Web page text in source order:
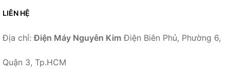
LIÊN HỆ
Địa chỉ:Điện Máy Nguyễn Kim Điện Biên Phủ, Phường 6,
Quận 3, Tp.HCM